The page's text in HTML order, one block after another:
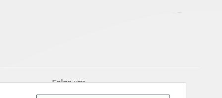
Folge uns